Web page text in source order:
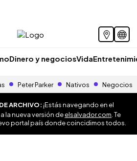
Dinero y negociosVida
Peter Parker Nativos Negocios
ARCHIVO:¡Estás navegando en el
la nueva versión deelsalvador.com . Te
portal país donde coincidimos todos.